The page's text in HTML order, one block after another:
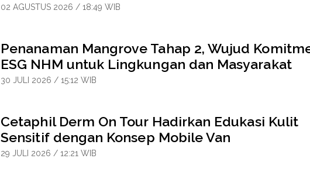
02 AGUSTUS 2026 / 18:49 WIB
Penanaman Mangrove Tahap 2, Wujud
ESG NHM untuk Lingkungan dan Masyarakat
30 JULI 2026 / 15:12 WIB
Cetaphil Derm On Tour Hadirkan Edukasi Kulit
Sensitif dengan Konsep Mobile Van
29 JULI 2026 / 12:21 WIB